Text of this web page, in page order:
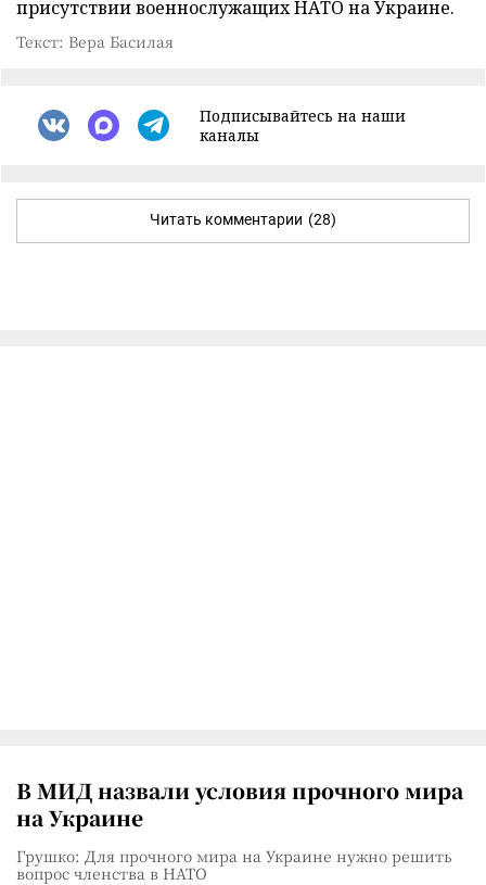
присутствии военнослужащих НАТО на Украине.
Текст: Вера Басилая
Подписывайтесь на наши
каналы
Читать комментарии (28)
В МИД назвали условия прочного мира
на Украине
Грушко: Для прочного мира на Украине нужно решить
вопрос членства в НАТО